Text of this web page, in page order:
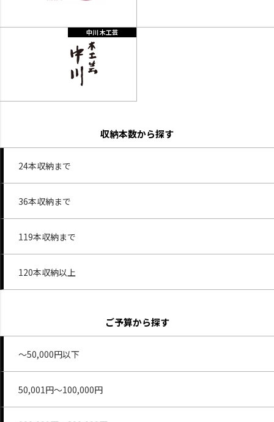
中川 木工芸
収納本数から探す
24本収納まで
36本収納まで
119本収納まで
120本収納以上
ご予算から探す
～50,000円以下
50,001円～100,000円